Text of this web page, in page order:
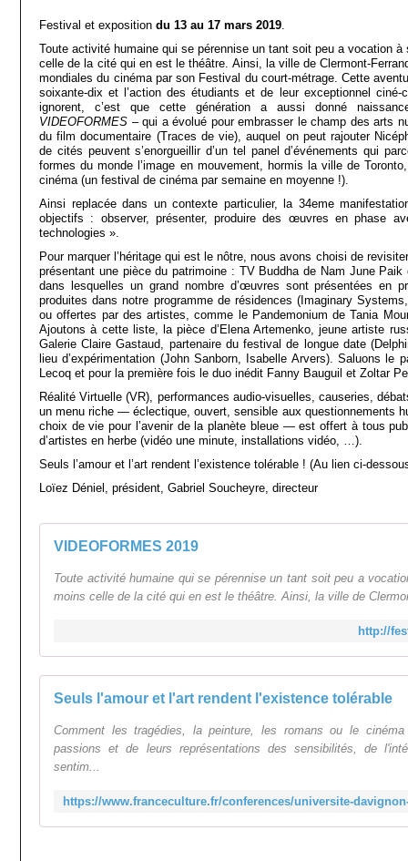
Festival et exposition du 13 au 17 mars 2019.
Toute activité humaine qui se pérennise un tant soit peu a vocation à
celle de la cité qui en est le théâtre. Ainsi, la ville de Clermont-
mondiales du cinéma par son Festival du court-métrage. Cette
soixante-dix et l’action des étudiants et de leur exceptionnel ciné-
ignorent, c’est que cette génération a aussi donné
VIDEOFORMES – qui a évolué pour embrasser le champ des arts
du film documentaire (Traces de vie), auquel on peut rajouter
de cités peuvent s’enorgueillir d’un tel panel d’événements qui
formes du monde l’image en mouvement, hormis la ville de
cinéma (un festival de cinéma par semaine en moyenne !).
Ainsi replacée dans un contexte particulier, la 34eme
objectifs : observer, présenter, produire des œuvres en phase
technologies ».
Pour marquer l’héritage qui est le nôtre, nous avons choisi de
présentant une pièce du patrimoine : TV Buddha de Nam June Paik
dans lesquelles un grand nombre d’œuvres sont présentées en
produites dans notre programme de résidences (Imaginary
ou offertes par des artistes, comme le Pandemonium de Tania
Ajoutons à cette liste, la pièce d’Elena Artemenko, jeune artiste
Galerie Claire Gastaud, partenaire du festival de longue date
lieu d’expérimentation (John Sanborn, Isabelle Arvers). Saluons le
Lecoq et pour la première fois le duo inédit Fanny Bauguil et Zoltar
Réalité Virtuelle (VR), performances audio-visuelles, causeries,
un menu riche — éclectique, ouvert, sensible aux questionnements
choix de vie pour l’avenir de la planète bleue — est offert à tous
d’artistes en herbe (vidéo une minute, installations vidéo, …).
Seuls l’amour et l’art rendent l’existence tolérable ! (Au lien ci-
Loïez Déniel, président, Gabriel Soucheyre, directeur
VIDEOFORMES 2019
Toute activité humaine qui se pérennise un tant soit peu a
moins celle de la cité qui en est le théâtre. Ainsi, la ville de
http://
Seuls l'amour et l'art rendent l'existence tolérable
Comment les tragédies, la peinture, les romans ou le
passions et de leurs représentations des sensibilités, de
sentim...